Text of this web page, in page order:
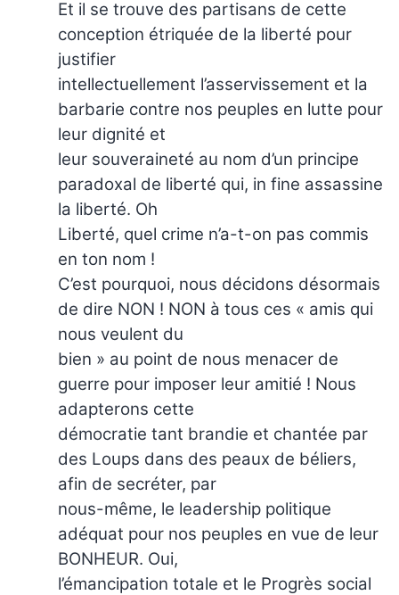
Et il se trouve des partisans de cette
conception étriquée de la liberté pour
justifier
intellectuellement l’asservissement et la
barbarie contre nos peuples en lutte pour
leur dignité et
leur souveraineté au nom d’un principe
paradoxal de liberté qui, in fine assassine
la liberté. Oh
Liberté, quel crime n’a-t-on pas commis
en ton nom !
C’est pourquoi, nous décidons désormais
de dire NON ! NON à tous ces « amis qui
nous veulent du
bien » au point de nous menacer de
guerre pour imposer leur amitié ! Nous
adapterons cette
démocratie tant brandie et chantée par
des Loups dans des peaux de béliers,
afin de secréter, par
nous-même, le leadership politique
adéquat pour nos peuples en vue de leur
BONHEUR. Oui,
l’émancipation totale et le Progrès social